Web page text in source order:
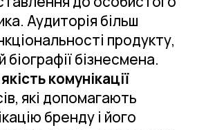
Аудиторія більш
продукту,
бізнесмена.
комунікації
які допомагають
бренду і його